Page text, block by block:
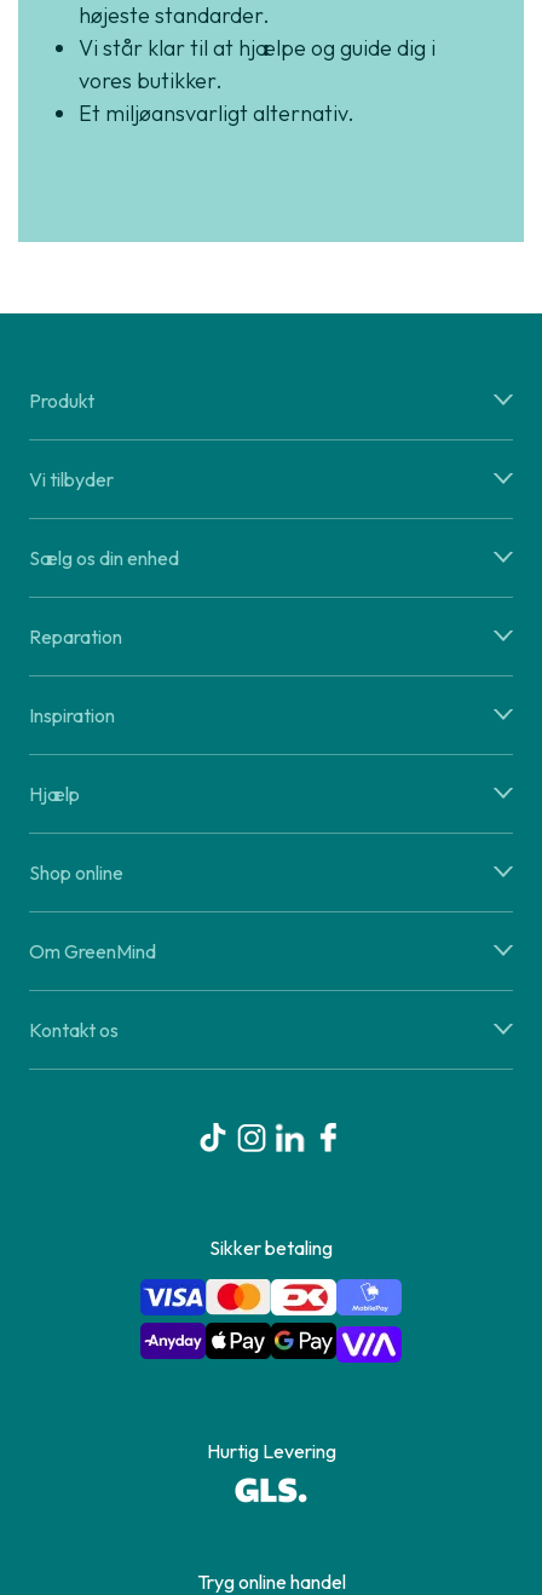
højeste standarder.
Vi står klar til at hjælpe og guide dig i
vores butikker.
Et miljøansvarligt alternativ.
Produkt
Vi tilbyder
Sælg os din enhed
Reparation
Inspiration
Hjælp
Shop online
Om GreenMind
Kontakt os
Sikker betaling
Hurtig Levering
Tryg online handel